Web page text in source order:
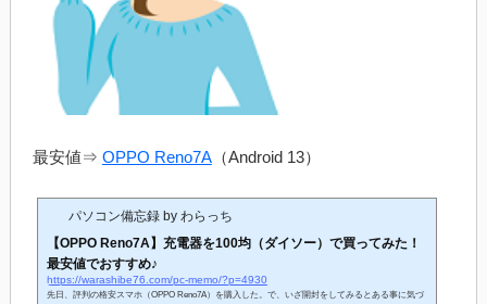
最安値⇒ OPPO Reno7A（Android 13）
パソコン備忘録 by わらっち
【OPPO Reno7A】充電器を100均（ダイソー）で買ってみた！
最安値でおすすめ♪
https://warashibe76.com/pc-memo/?p=4930
先日、評判の格安スマホ（OPPO Reno7A）を購入した。で、いざ開封をしてみるとある事に気づ